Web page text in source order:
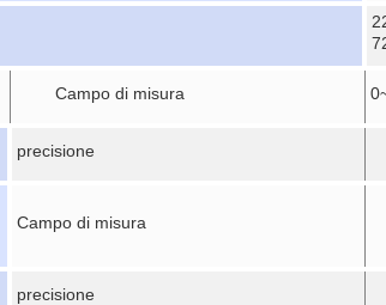
Campo di misura
precisione
Campo di misura
precisione